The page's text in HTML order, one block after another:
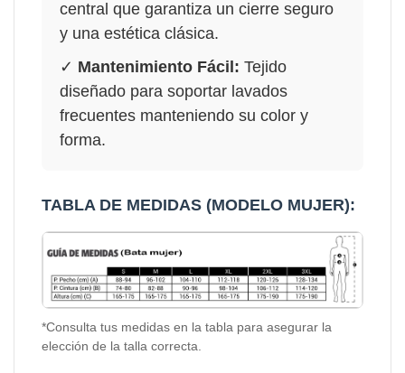
central que garantiza un cierre seguro
y una estética clásica.
✓ Mantenimiento Fácil: Tejido
diseñado para soportar lavados
frecuentes manteniendo su color y
forma.
TABLA DE MEDIDAS (MODELO MUJER):
*Consulta tus medidas en la tabla para asegurar la
elección de la talla correcta.